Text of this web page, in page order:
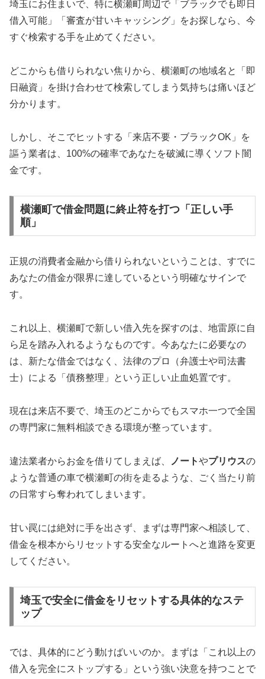
埼玉にお住まいで、特に横瀬町周辺で「ブラックでも即日
借入可能」「審査が甘いキャッシング」をお探しなら、今
すぐ検索する手を止めてください。
どこからも借りられない焦りから、横瀬町の地域名と「即
日融資」を掛け合わせて検索してしまう気持ちは痛いほど
分かります。
しかし、そこでヒットする「来店不要・ブラックOK」を
謳う業者は、100%の確率であなたを破滅に導くソフト闇
金です。
横瀬町で借金問題に終止符を打つ「正しい手
順」
正規の消費者金融から借りられないということは、すでに
あなたの借金が限界に達しているという明確なサインで
す。
これ以上、横瀬町で新しい借入先を探すのは、地雷原に自
ら足を踏み入れるようなものです。今あなたに必要なの
は、新たな借金ではなく、法律のプロ（弁護士や司法書
士）による「債務整理」という正しい止血処置です。
現在は来店不要で、埼玉のどこからでもスマホ一つで全国
の専門家に無料相談できる環境が整っています。
違法業者からお金を借りてしまえば、 ノートやプリウスの
ような普通の車で横瀬町の街を走るような、ごく当たり前
の日常すら奪われてしまいます。
甘い罠には絶対に手を出さず、まずは専門家へ相談して、
借金を根本からリセットする安全なルートへと進路を変更
してください。
埼玉で安全に借金をリセットする具体的なステ
ップ
では、具体的にどう動けばいいのか。まずは「これ以上の
借入を完全にストップする」という強い決意を持つことで